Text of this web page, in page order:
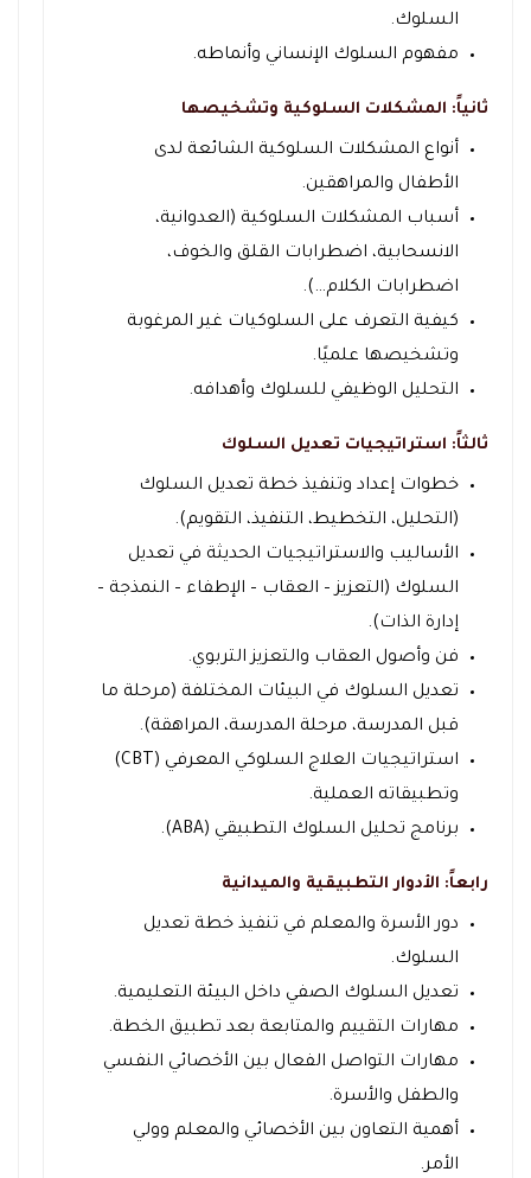
السلوك.
مفهوم السلوك الإنساني وأنماطه.
ثانياً: المشكلات السلوكية وتشخيصها
أنواع المشكلات السلوكية الشائعة لدى
الأطفال والمراهقين.
أسباب المشكلات السلوكية (العدوانية،
الانسحابية، اضطرابات القلق والخوف،
اضطرابات الكلام…).
كيفية التعرف على السلوكيات غير المرغوبة
وتشخيصها علميًا.
التحليل الوظيفي للسلوك وأهدافه.
ثالثاً: استراتيجيات تعديل السلوك
خطوات إعداد وتنفيذ خطة تعديل السلوك
(التحليل، التخطيط، التنفيذ، التقويم).
الأساليب والاستراتيجيات الحديثة في تعديل
السلوك (التعزيز – العقاب – الإطفاء – النمذجة –
إدارة الذات).
فن وأصول العقاب والتعزيز التربوي.
تعديل السلوك في البيئات المختلفة (مرحلة ما
قبل المدرسة، مرحلة المدرسة، المراهقة).
استراتيجيات العلاج السلوكي المعرفي (CBT)
وتطبيقاته العملية.
برنامج تحليل السلوك التطبيقي (ABA).
رابعاً: الأدوار التطبيقية والميدانية
دور الأسرة والمعلم في تنفيذ خطة تعديل
السلوك.
تعديل السلوك الصفي داخل البيئة التعليمية.
مهارات التقييم والمتابعة بعد تطبيق الخطة.
مهارات التواصل الفعال بين الأخصائي النفسي
والطفل والأسرة.
أهمية التعاون بين الأخصائي والمعلم وولي
الأمر.